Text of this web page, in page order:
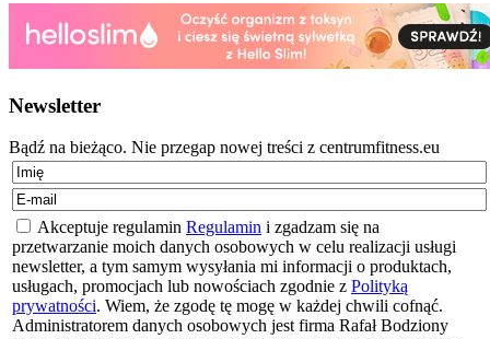
Newsletter
Bądź na bieżąco. Nie przegap nowej treści z centrumfitness.eu
Akceptuje regulamin Regulamin i zgadzam się na
przetwarzanie moich danych osobowych w celu realizacji usługi
newsletter, a tym samym wysyłania mi informacji o produktach,
usługach, promocjach lub nowościach zgodnie z Polityką
prywatności. Wiem, że zgodę tę mogę w każdej chwili cofnąć.
Administratorem danych osobowych jest firma Rafał Bodziony